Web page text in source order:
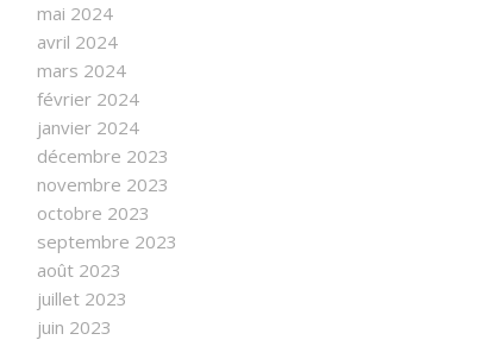
mai 2024
avril 2024
mars 2024
février 2024
janvier 2024
décembre 2023
novembre 2023
octobre 2023
septembre 2023
août 2023
juillet 2023
juin 2023